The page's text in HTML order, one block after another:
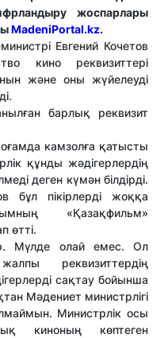
жоспарлары
MadeniPortal.kz.
Евгений Кочетов
кино реквизиттері
және оны жүйелеуді
барлық реквизит
камзолға қатысты
құнды жәдігерлердің
деген күмән білдірді.
бұл пікірлерді жоққа
«Қазақфильм»
өтті.
Мүлде олай емес. Ол
реквизиттердің
сақтау бойынша
Мәдениет министрлігі
Министрлік осы
киноның көптеген